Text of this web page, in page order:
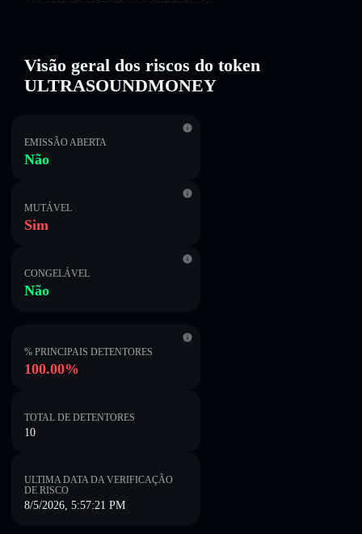
Visão geral dos riscos do token
ULTRASOUNDMONEY
EMISSÃO ABERTA
Não
MUTÁVEL
Sim
CONGELÁVEL
Não
% PRINCIPAIS DETENTORES
100.00%
TOTAL DE DETENTORES
10
ULTIMA DATA DA VERIFICAÇÃO
DE RISCO
8/5/2026, 5:57:21 PM